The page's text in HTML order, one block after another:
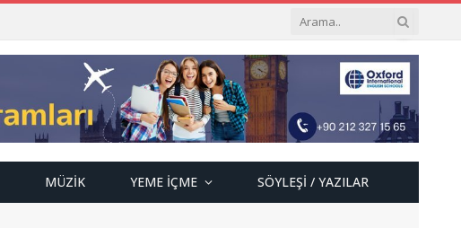
MÜZIK YEME İÇME SÖYLEŞI / YAZILAR